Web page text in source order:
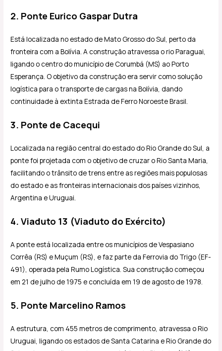
2. Ponte Eurico Gaspar Dutra
Está localizada no estado de Mato Grosso do Sul, perto da
fronteira com a Bolívia. A construção atravessa o rio Paraguai,
ligando o centro do município de Corumbá (MS) ao Porto
Esperança. O objetivo da construção era servir como solução
logística para o transporte de cargas na Bolívia, dando
continuidade à extinta Estrada de Ferro Noroeste Brasil.
3. Ponte de Cacequi
Localizada na região central do estado do Rio Grande do Sul, a
ponte foi projetada com o objetivo de cruzar o Rio Santa Maria,
facilitando o trânsito de trens entre as regiões mais populosas
do estado e as fronteiras internacionais dos países vizinhos,
Argentina e Uruguai.
4. Viaduto 13 (Viaduto do Exército)
A ponte está localizada entre os municípios de Vespasiano
Corrêa (RS) e Muçum (RS), e faz parte da Ferrovia do Trigo (EF-
491), operada pela Rumo Logística. Sua construção começou
em 21 de julho de 1975 e concluída em 19 de agosto de 1978.
5. Ponte Marcelino Ramos
A estrutura, com 455 metros de comprimento, atravessa o Rio
Uruguai, ligando os estados de Santa Catarina e Rio Grande do